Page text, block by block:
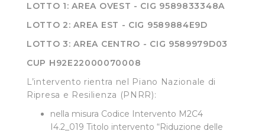
LOTTO 1: AREA OVEST - CIG 9589833348A
LOTTO 2:AREA EST - CIG 9589884E9D
LOTTO3:AREA CENTRO - CIG 9589979D03
CUP H92E22000070008
L’intervento rientra nel Piano Nazionale di
Ripresa e Resilienza (PNRR):
nella misura Codice Intervento M2C4
I4.2_019 Titolo intervento “Riduzione delle